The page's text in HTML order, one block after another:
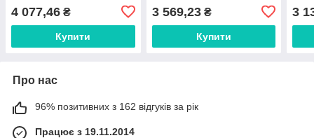
4 077,46 ₴
Купити
3 569,23₴
Купити
3
Про нас
96% позитивних з 162 відгуків за рік
Працює з 19.11.2014